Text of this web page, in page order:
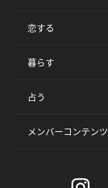
恋する
暮らす
占う
メンバーコンテンツ